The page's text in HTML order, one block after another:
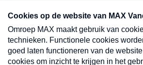
nieuwsbrief. Elke vrijdag- en
uw mailbox.